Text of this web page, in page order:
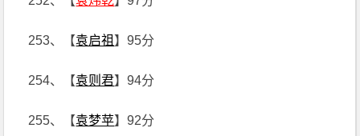
253、【袁启祖 】95分
254、【袁则君】94分
255、【袁梦苹】92分